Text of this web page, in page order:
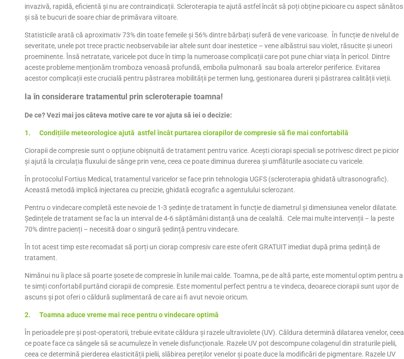
invazivă, rapidă, eficientă și nu are contraindicații. Scleroterapia te ajută astfel încât să poți obține picioare cu aspect sănătos
și să te bucuri de soare chiar de primăvara viitoare.
Statisticile arată că aproximativ 73% din toate femeile și 56% dintre bărbați suferă de vene varicoase. În funcție de nivelul de
severitate, unele pot trece practic neobservabile iar altele sunt doar inestetice – vene albăstrui sau violet, răsucite și uneori
proeminente. Însă netratate, varicele pot duce în timp la numeroase complicații care pot pune chiar viața în pericol. Dintre
aceste probleme menționăm tromboza venoasă profundă, embolia pulmonară sau boala arterelor periferice. Evitarea
acestor complicații este crucială pentru păstrarea mobilității pe termen lung, gestionarea durerii și păstrarea calității vieții.
Ia în considerare tratamentul prin scleroterapie toamna!
De ce? Vezi mai jos câteva motive care te vor ajuta să iei o decizie:
1. Condițiile meteorologice ajută astfel încât purtarea ciorapilor de compresie să fie mai confortabilă
Ciorapii de compresie sunt o opțiune obișnuită de tratament pentru varice. Acești ciorapi speciali se potrivesc direct pe picior
și ajută la circulația fluxului de sânge prin vene, ceea ce poate diminua durerea și umflăturile asociate cu varicele.
În protocolul Fortius Medical, tratamentul varicelor se face prin tehnologia UGFS (scleroterapia ghidată ultrasonografic).
Această metodă implică injectarea cu precizie, ghidată ecografic a agentulului sclerozant.
Pentru o vindecare completă este nevoie de 1-3 ședințe de tratament în funcție de diametrul și dimensiunea venelor dilatate.
Ședințele de tratament se fac la un interval de 4-6 săptămâni distanță una de cealaltă. Cele mai multe intervenții – la peste
70% dintre pacienți – necesită doar o singură ședință pentru vindecare.
În tot acest timp este recomadat să porți un ciorap compresiv care este oferit GRATUIT imediat după prima ședință de
tratament.
Nimănui nu îi place să poarte șosete de compresie în lunile mai calde. Toamna, pe de altă parte, este momentul optim pentru a
te simți confortabil purtând ciorapii de compresie. Este momentul perfect pentru a te vindeca, deoarece ciorapii sunt ușor de
ascuns și pot oferi o căldură suplimentară de care ai fi avut nevoie oricum.
2. Toamna aduce vreme mai rece pentru o vindecare optimă
În perioadele pre și post-operatorii, trebuie evitate căldura și razele ultraviolete (UV). Căldura determină dilatarea venelor, ceea
ce poate face ca sângele să se acumuleze în venele disfuncționale. Razele UV pot descompune colagenul din straturile pielii,
ceea ce determină pierderea elasticității pielii, slăbirea pereților venelor și poate duce la modificări de pigmentare. Razele UV